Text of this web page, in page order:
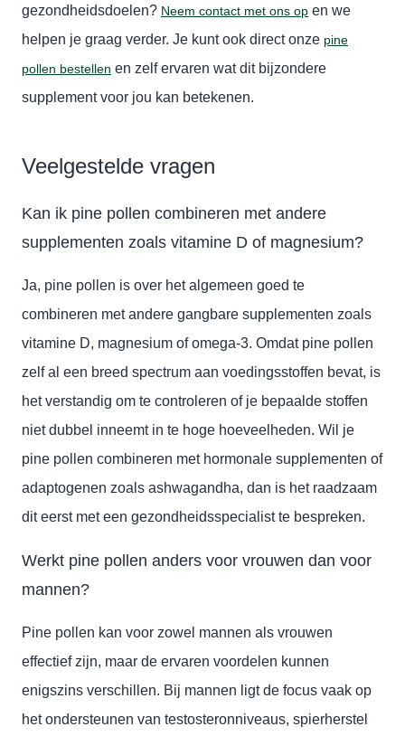
gezondheidsdoelen? Neem contact met ons op en we
helpen je graag verder. Je kunt ook direct onze pine
pollen bestellen en zelf ervaren wat dit bijzondere
supplement voor jou kan betekenen.
Veelgestelde vragen
Kan ik pine pollen combineren met andere
supplementen zoals vitamine D of magnesium?
Ja, pine pollen is over het algemeen goed te
combineren met andere gangbare supplementen zoals
vitamine D, magnesium of omega-3. Omdat pine pollen
zelf al een breed spectrum aan voedingsstoffen bevat, is
het verstandig om te controleren of je bepaalde stoffen
niet dubbel inneemt in te hoge hoeveelheden. Wil je
pine pollen combineren met hormonale supplementen of
adaptogenen zoals ashwagandha, dan is het raadzaam
dit eerst met een gezondheidsspecialist te bespreken.
Werkt pine pollen anders voor vrouwen dan voor
mannen?
Pine pollen kan voor zowel mannen als vrouwen
effectief zijn, maar de ervaren voordelen kunnen
enigszins verschillen. Bij mannen ligt de focus vaak op
het ondersteunen van testosteronniveaus, spierherstel